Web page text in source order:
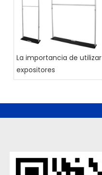
La importancia de utilizar
expositores